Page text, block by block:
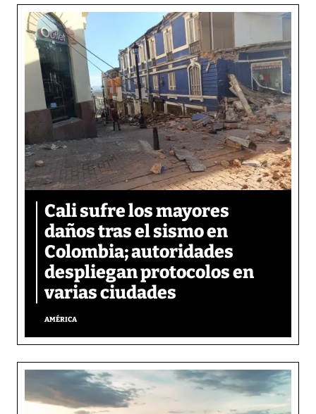
Cali sufre los mayores
daños tras el sismo en
Colombia; autoridades
despliegan protocolos en
varias ciudades
AMÉRICA